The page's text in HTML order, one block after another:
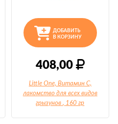
ДОБАВИТЬ
В КОРЗИНУ
408,00
Little One, Витамин С,
лакомство для всех видов
грызунов , 160 гр